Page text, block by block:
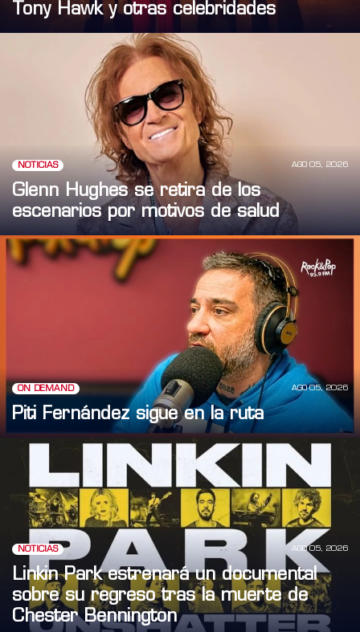
Tony Hawk y otras celebridades
NOTICIAS AGO 05, 2026
Glenn Hughes se retira de los
escenarios por motivos de salud
ON DEMAND AGO 05, 2026
Piti Fernández sigue en la ruta
NOTICIAS AGO 05, 2026
Linkin Park estrenará un documental
sobre su regreso tras la muerte de
Chester Bennington